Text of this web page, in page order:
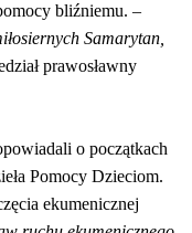
bliźniemu. –
Samarytan,
prawosławny
o początkach
Pomocy Dzieciom.
ekumenicznej